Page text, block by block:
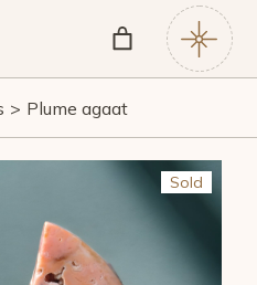
Plume agaat
Sold